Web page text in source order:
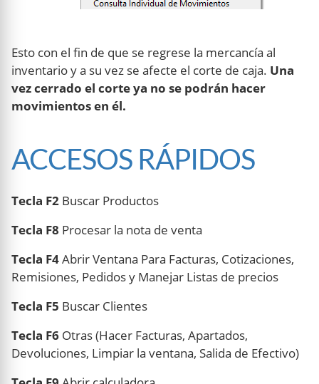
Esto con el fin de que se regrese la mercancía al
inventario y a su vez se afecte el corte de caja. Una
vez cerrado el corte ya no se podrán hacer
movimientos en él.
ACCESOS RÁPIDOS
Tecla F2 Buscar Productos
Tecla F8 Procesar la nota de venta
Tecla F4Abrir Ventana Para Facturas, Cotizaciones,
Remisiones, Pedidos y Manejar Listas de precios
Tecla F5 Buscar Clientes
Tecla F6 Otras (Hacer Facturas, Apartados,
Devoluciones, Limpiar la ventana, Salida de Efectivo)